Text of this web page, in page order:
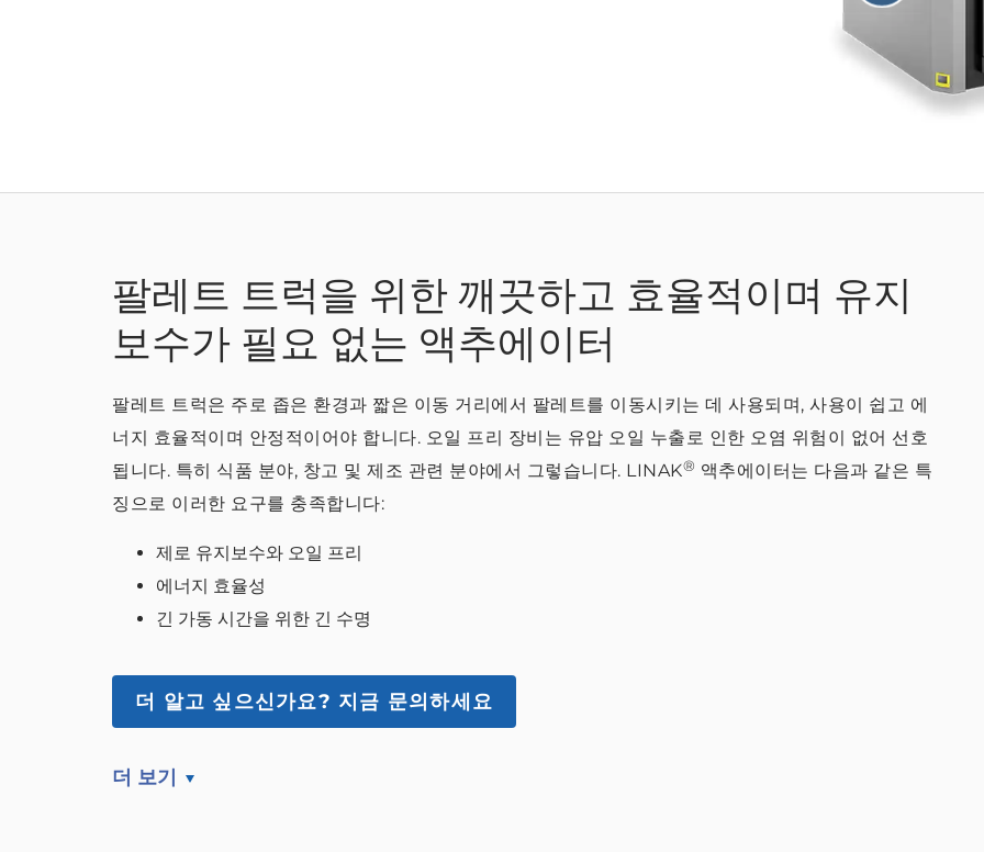
팔레트 트럭을 위한 깨끗하고 효율적이며 유지
보수가 필요 없는 액추에이터
팔레트 트럭은 주로 좁은 환경과 짧은 이동 거리에서 팔레트를 이동시키는 데 사용되며, 사용이 쉽고 에
너지 효율적이며 안정적이어야 합니다. 오일 프리 장비는 유압 오일 누출로 인한 오염 위험이 없어 선호
됩니다. 특히 식품 분야, 창고 및 제조 관련 분야에서 그렇습니다. LINAK® 액추에이터는 다음과 같은 특
징으로 이러한 요구를 충족합니다:
제로 유지보수와 오일 프리
에너지 효율성
긴 가동 시간을 위한 긴 수명
더 알고 싶으신가요? 지금 문의하세요
더 보기